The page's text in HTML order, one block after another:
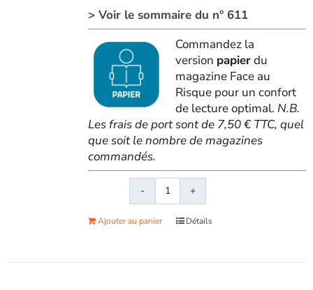
> Voir le sommaire du n° 611
Commandez la
version papierdu
magazine Face au
Risque pour un confort
de lecture optimal. N.B.
Les frais de port sont de 7,50 € TTC, quel
que soit le nombre de magazines
commandés.
quantité
de
Face
Ajouter au panier Détails